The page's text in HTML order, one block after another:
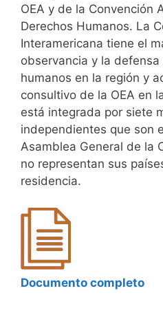
OEA y de la Convención
Derechos Humanos. La
Interamericana tiene el
observancia y la
humanos en la región y
consultivo de la OEA en
está integrada por siete
independientes que son
Asamblea General de la
no representan sus
residencia.
Documento completo